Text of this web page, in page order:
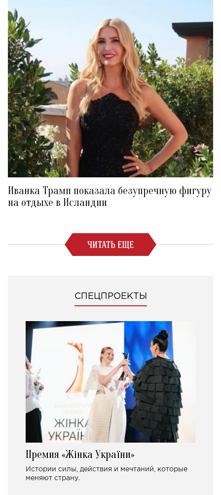
Иванка Трамп показала безупречную фигуру
на отдыхе в Исландии
ЧИТАТЬ ЕЩЕ
СПЕЦПРОЕКТЫ
Премия «Жінка України»
Истории силы, действия и мечтаний, которые
меняют страну.